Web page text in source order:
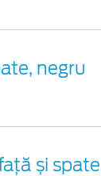
negru
și